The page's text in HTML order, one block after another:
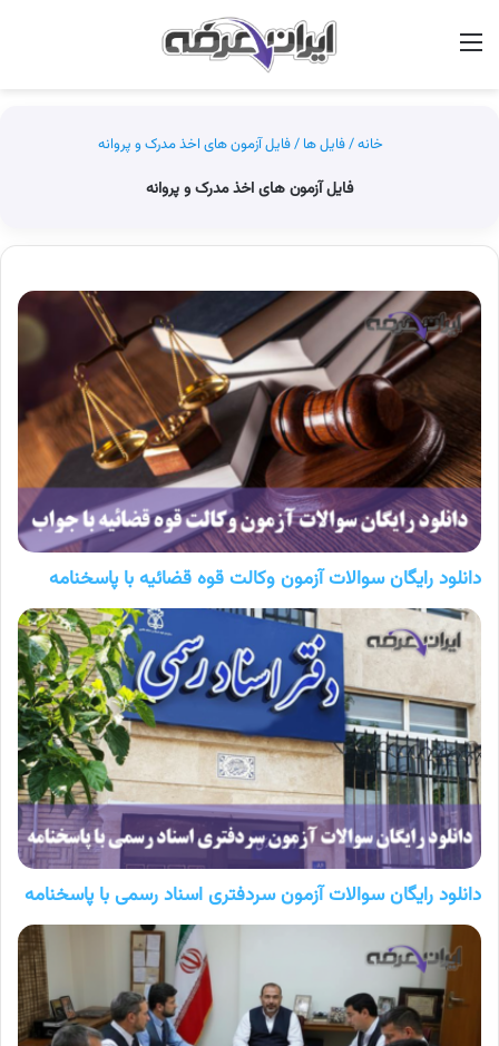
خانه/فایل ها /فایل آزمون های اخذ مدرک و پروانه
فایل آزمون های اخذ مدرک و پروانه
دانلود رایگان سوالات آزمون وکالت قوه قضائیه با پاسخنامه
دانلود رایگان سوالات آزمون سردفتری اسناد رسمی با پاسخنامه